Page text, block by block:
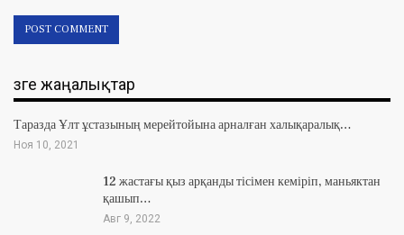
Өзге жаңалықтар
Таразда Ұлт ұстазының мерейтойына арналған халықаралық…
Ноя 10, 2021
12 жастағы қыз арқанды тісімен кеміріп, маньяктан
қашып…
Авг 9, 2022